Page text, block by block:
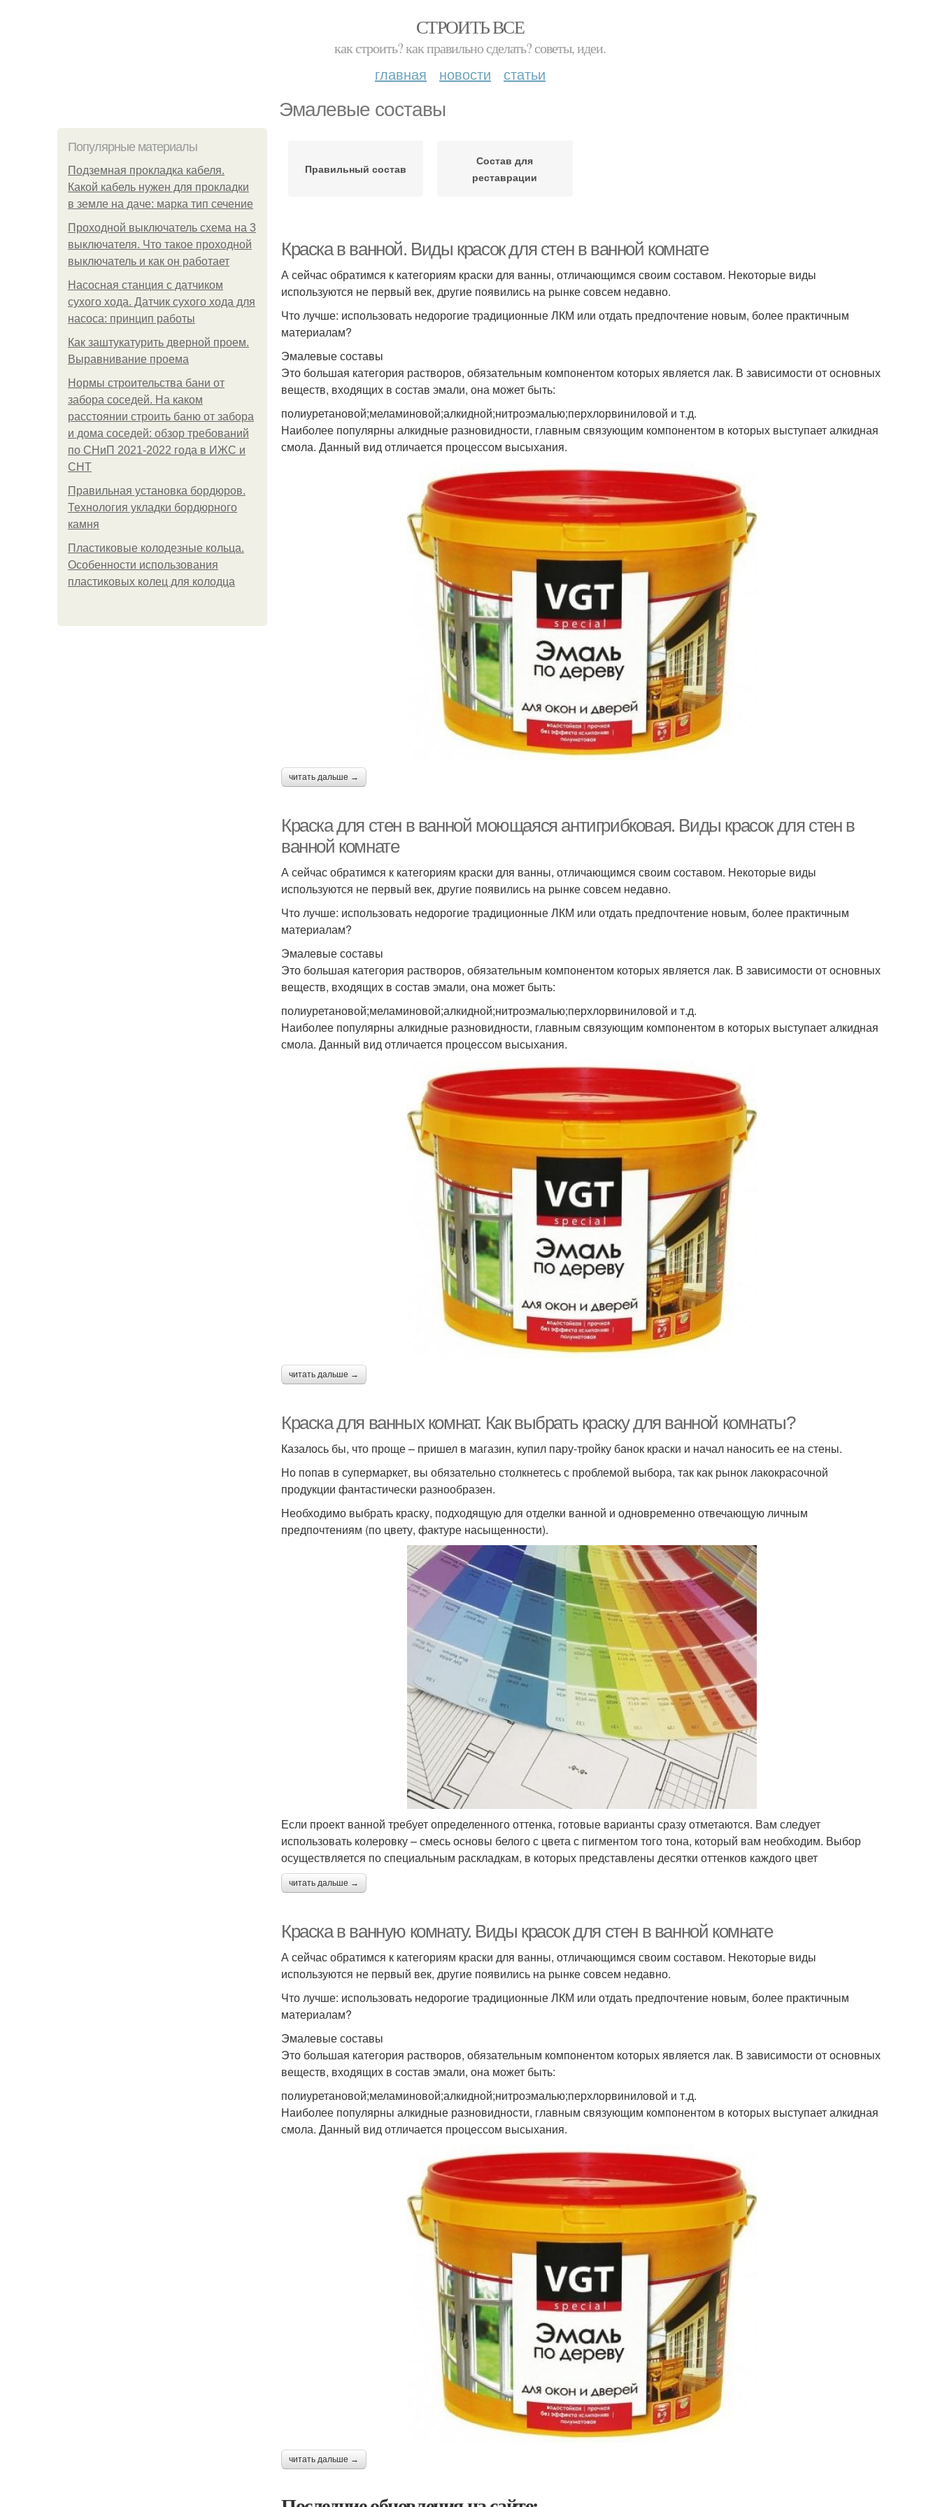
СТРОИТЬ ВСЕ
как строить? как правильно сделать? советы, идеи.
главная новости статьи
Эмалевые составы
Популярные материалы
Подземная прокладка кабеля.
Какой кабель нужен для прокладки
в земле на даче: марка тип сечение
Проходной выключатель схема на 3
выключателя. Что такое проходной
выключатель и как он работает
Насосная станция с датчиком
сухого хода. Датчик сухого хода для
насоса: принцип работы
Как заштукатурить дверной проем.
Выравнивание проема
Нормы строительства бани от
забора соседей. На каком
расстоянии строить баню от забора
и дома соседей: обзор требований
по СНиП 2021-2022 года в ИЖС и
СНТ
Правильная установка бордюров.
Технология укладки бордюрного
камня
Пластиковые колодезные кольца.
Особенности использования
пластиковых колец для колодца
Правильный состав
Состав для
реставрации
Краска в ванной. Виды красок для стен в ванной комнате
А сейчас обратимся к категориям краски для ванны, отличающимся своим составом. Некоторые виды
используются не первый век, другие появились на рынке совсем недавно.
Что лучше: использовать недорогие традиционные ЛКМ или отдать предпочтение новым, более практичным
материалам?
Эмалевые составы
Это большая категория растворов, обязательным компонентом которых является лак. В зависимости от основных
веществ, входящих в состав эмали, она может быть:
полиуретановой;меламиновой;алкидной;нитроэмалью;перхлорвиниловой и т.д.
Наиболее популярны алкидные разновидности, главным связующим компонентом в которых выступает алкидная
смола. Данный вид отличается процессом высыхания.
читать дальше →
Краска для стен в ванной моющаяся антигрибковая. Виды красок для стен в
ванной комнате
А сейчас обратимся к категориям краски для ванны, отличающимся своим составом. Некоторые виды
используются не первый век, другие появились на рынке совсем недавно.
Что лучше: использовать недорогие традиционные ЛКМ или отдать предпочтение новым, более практичным
материалам?
Эмалевые составы
Это большая категория растворов, обязательным компонентом которых является лак. В зависимости от основных
веществ, входящих в состав эмали, она может быть:
полиуретановой;меламиновой;алкидной;нитроэмалью;перхлорвиниловой и т.д.
Наиболее популярны алкидные разновидности, главным связующим компонентом в которых выступает алкидная
смола. Данный вид отличается процессом высыхания.
читать дальше →
Краска для ванных комнат. Как выбрать краску для ванной комнаты?
Казалось бы, что проще – пришел в магазин, купил пару-тройку банок краски и начал наносить ее на стены.
Но попав в супермаркет, вы обязательно столкнетесь с проблемой выбора, так как рынок лакокрасочной
продукции фантастически разнообразен.
Необходимо выбрать краску, подходящую для отделки ванной и одновременно отвечающую личным
предпочтениям (по цвету, фактуре насыщенности).
Если проект ванной требует определенного оттенка, готовые варианты сразу отметаются. Вам следует
использовать колеровку – смесь основы белого с цвета с пигментом того тона, который вам необходим. Выбор
осуществляется по специальным раскладкам, в которых представлены десятки оттенков каждого цвет
читать дальше →
Краска в ванную комнату. Виды красок для стен в ванной комнате
А сейчас обратимся к категориям краски для ванны, отличающимся своим составом. Некоторые виды
используются не первый век, другие появились на рынке совсем недавно.
Что лучше: использовать недорогие традиционные ЛКМ или отдать предпочтение новым, более практичным
материалам?
Эмалевые составы
Это большая категория растворов, обязательным компонентом которых является лак. В зависимости от основных
веществ, входящих в состав эмали, она может быть:
полиуретановой;меламиновой;алкидной;нитроэмалью;перхлорвиниловой и т.д.
Наиболее популярны алкидные разновидности, главным связующим компонентом в которых выступает алкидная
смола. Данный вид отличается процессом высыхания.
читать дальше →